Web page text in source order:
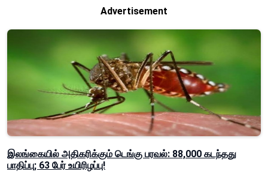
Advertisement
இலங்கையில் அதிகரிக்கும் டெங்கு பரவல்: 88,000 கடந்தது
பாதிப்பு; 63 பேர் உயிரிழப்பு!